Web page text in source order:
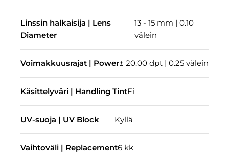
Linssin halkaisija | Lens
Diameter
13 - 15 mm | 0.10
välein
Voimakkuusrajat | Power± 20.00 dpt | 0.25 välein
Käsittelyväri | Handling TintEi
UV-suoja | UV Block Kyllä
Vaihtoväli | Replacement6 kk